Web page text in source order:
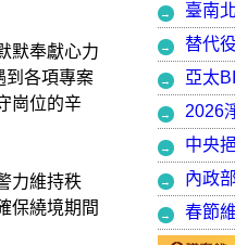
默奉獻心力
到各項專案
崗位的辛
力維持秩
保繞境期間